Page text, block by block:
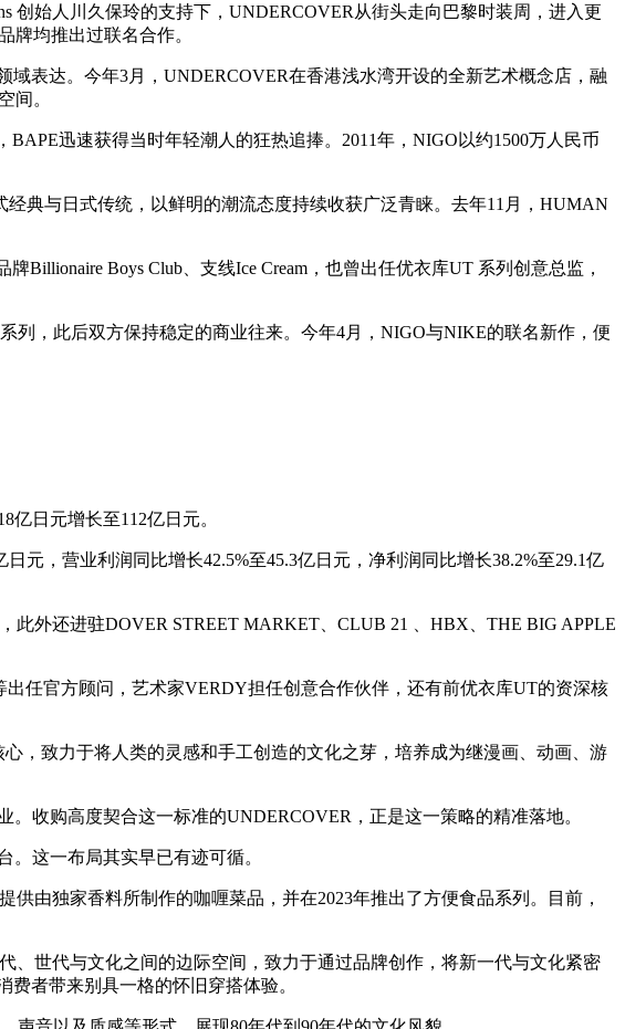
创始人川久保玲的支持下，UNDERCOVER从街头走向巴黎时装周，进入更
牌均推出过联名合作。
表达。今年3月，UNDERCOVER在香港浅水湾开设的全新艺术概念店，融
间。
迅速获得当时年轻潮人的狂热追捧。2011年，NIGO以约1500万人民币
典与日式传统，以鲜明的潮流态度持续收获广泛青睐。去年11月，HUMAN
Billionaire Boys Club、支线Ice Cream，也曾出任优衣库UT 系列创意总监，
列，此后双方保持稳定的商业往来。今年4月，NIGO与NIKE的联名新作，便
日元增长至112亿日元。
元，营业利润同比增长42.5%至45.3亿日元，净利润同比增长38.2%至29.1亿
外还进驻DOVER STREET MARKET、CLUB 21 、HBX、THE BIG APPLE
任官方顾问，艺术家VERDY担任创意合作伙伴，还有前优衣库UT的资深核
，致力于将人类的灵感和手工创造的文化之芽，培养成为继漫画、动画、游
收购高度契合这一标准的UNDERCOVER，正是这一策略的精准落地。
这一布局其实早已有迹可循。
由独家香料所制作的咖喱菜品，并在2023年推出了方便食品系列。目前，
、世代与文化之间的边际空间，致力于通过品牌创作，将新一代与文化紧密
者带来别具一格的怀旧穿搭体验。